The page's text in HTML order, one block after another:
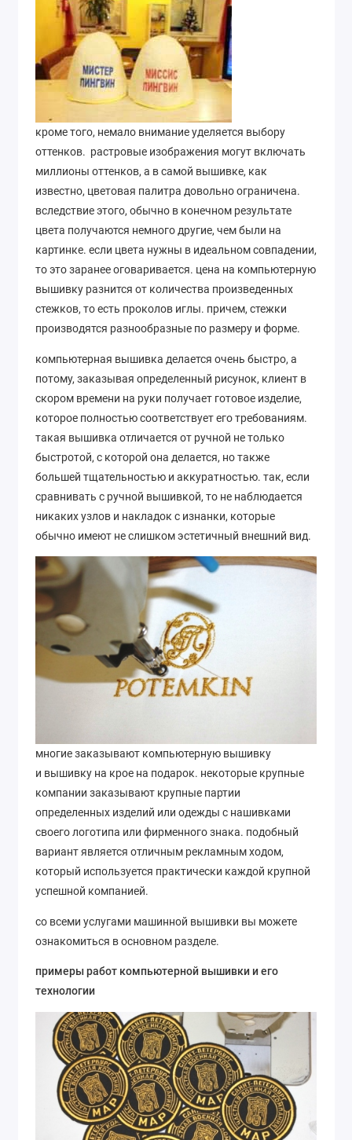
кроме того, немало внимание уделяется выбору
оттенков. растровые изображения могут включать
миллионы оттенков, а в самой вышивке, как
известно, цветовая палитра довольно ограничена.
вследствие этого, обычно в конечном результате
цвета получаются немного другие, чем были на
картинке. если цвета нужны в идеальном совпадении,
то это заранее оговаривается. цена на компьютерную
вышивку разнится от количества произведенных
стежков, то есть проколов иглы. причем, стежки
производятся разнообразные по размеру и форме.
компьютерная вышивка делается очень быстро, а
потому, заказывая определенный рисунок, клиент в
скором времени на руки получает готовое изделие,
которое полностью соответствует его требованиям.
такая вышивка отличается от ручной не только
быстротой, с которой она делается, но также
большей тщательностью и аккуратностью. так, если
сравнивать с ручной вышивкой, то не наблюдается
никаких узлов и накладок с изнанки, которые
обычно имеют не слишком эстетичный внешний вид.
многие заказывают компьютерную вышивку
и вышивку на крое на подарок. некоторые крупные
компании заказывают крупные партии
определенных изделий или одежды с нашивками
своего логотипа или фирменного знака. подобный
вариант является отличным рекламным ходом,
который используется практически каждой крупной
успешной компанией.
со всеми услугами машинной вышивки вы можете
ознакомиться в основном разделе.
примеры работ компьютерной вышивки и его
технологии